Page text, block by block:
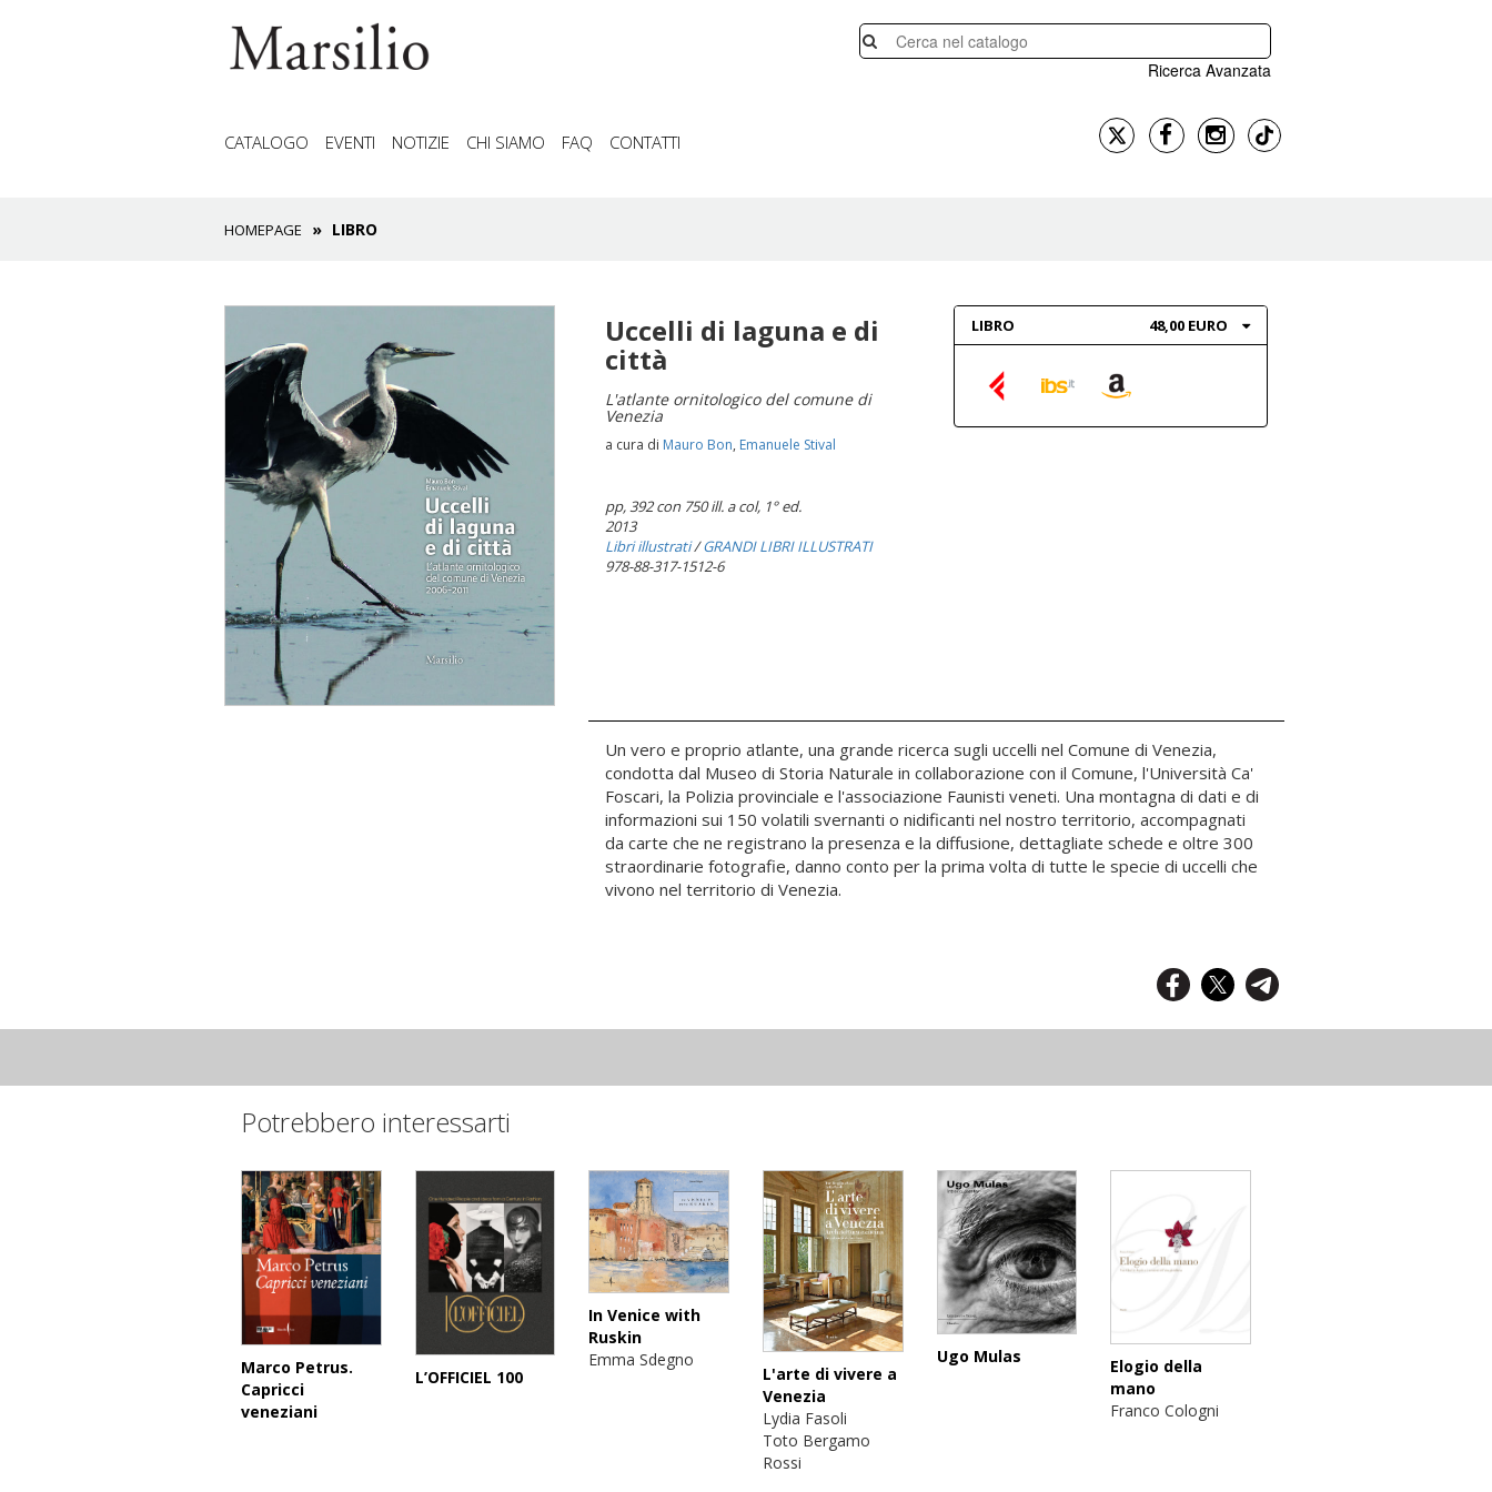
Ricerca Avanzata
CATALOGO EVENTI NOTIZIE CHI SIAMO FAQ CONTATTI
HOMEPAGE LIBRO
Uccelli di laguna e di
città
L'atlante ornitologico del comune di
Venezia
a cura di Mauro Bon, Emanuele Stival
pp, 392 con 750 ill. a col, 1° ed.
2013
Libri illustrati/GRANDI LIBRI ILLUSTRATI
978-88-317-1512-6
LIBRO 48,00 EURO
Un vero e proprio atlante, una grande ricerca sugli uccelli nel Comune di Venezia,
condotta dal Museo di Storia Naturale in collaborazione con il Comune, l'Università Ca'
Foscari, la Polizia provinciale e l'associazione Faunisti veneti. Una montagna di dati e di
informazioni sui 150 volatili svernanti o nidificanti nel nostro territorio, accompagnati
da carte che ne registrano la presenza e la diffusione, dettagliate schede e oltre 300
straordinarie fotografie, danno conto per la prima volta di tutte le specie di uccelli che
vivono nel territorio di Venezia.
Potrebbero interessarti
Marco Petrus.
Capricci
veneziani
L’OFFICIEL 100
In Venice with
Ruskin
Emma Sdegno
L'arte di vivere a
Venezia
Lydia Fasoli
Toto Bergamo
Rossi
Ugo Mulas
Elogio della
mano
Franco Cologni